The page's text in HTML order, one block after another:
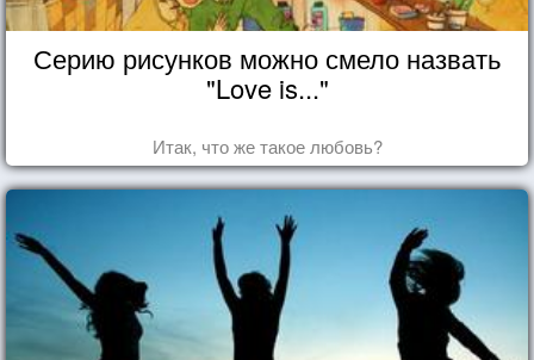
Серию рисунков можно смело назвать
"Love is..."
Итак, что же такое любовь?